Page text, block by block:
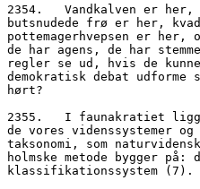
2354.   Vandkalven er
butsnudede frø er her,
pottemagerhvepsen er
de har agens, de har
regler se ud, hvis de
demokratisk debat
hørt?
2355.   I faunakratiet
de vores videnssystemer
taksonomi, som
holmske metode bygger
klassifikationssystem (7).